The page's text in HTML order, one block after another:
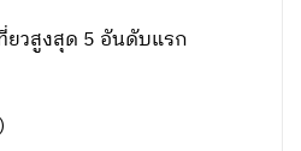
ยวสูงสุด 5 อันดับแรก